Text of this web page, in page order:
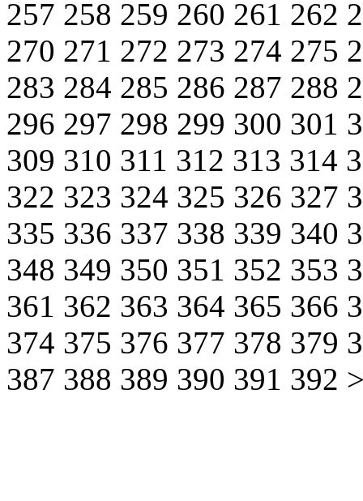
257 258 259 260 261 262
270 271 272 273 274 275
283 284 285 286 287 288
296 297 298 299 300 301
309 310 311 312 313 314
322 323 324 325 326 327
335 336 337 338 339 340
348 349 350 351 352 353
361 362 363 364 365 366
374 375 376 377 378 379
387 388 389 390 391 392